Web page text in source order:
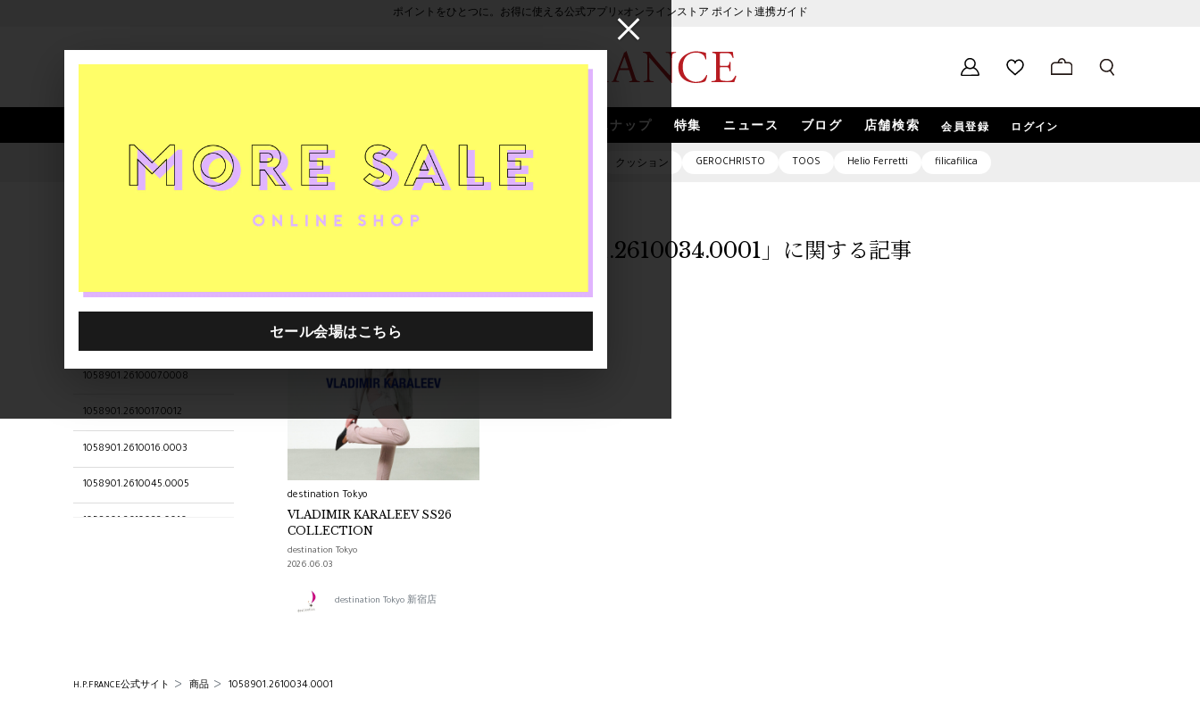
ポイントをひとつに。お得に使える公式アプリ×オンラインストア ポイント連携ガイド
スナップ 特集 ニュース ブログ 店舗検索 会員登録 ログイン
人気ワード セール 40th限定 ピアス バッグ クッション GEROCHRISTO TOOS Helio Ferretti filicafilica
1058901.2610007.0008
1058901.2610017.0012
1058901.2610016.0003
1058901.2610045.0005
「1058901.2610034.0001」に関する記事
destination Tokyo
VLADIMIR KARALEEV SS26
COLLECTION
destination Tokyo
2026.06.03
destination Tokyo 新宿店
H.P.FRANCE公式サイト 商品 1058901.2610034.0001